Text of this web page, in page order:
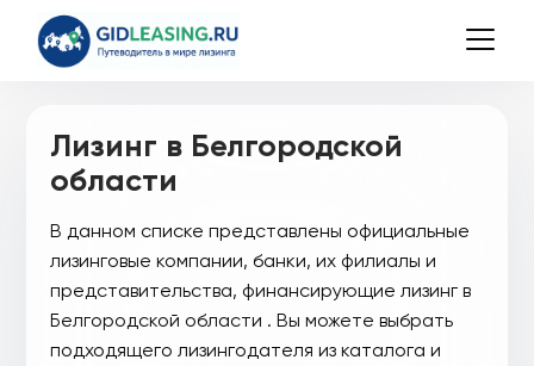
Лизинг в Белгородской
области
В данном списке представлены официальные
лизинговые компании, банки, их филиалы и
представительства, финансирующие лизинг в
Белгородской области . Вы можете выбрать
подходящего лизингодателя из каталога и